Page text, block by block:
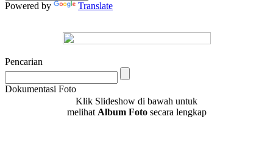
Powered by Translate
Pencarian
Dokumentasi Foto
Klik Slideshow di bawah untuk
melihat Album Fotosecara lengkap